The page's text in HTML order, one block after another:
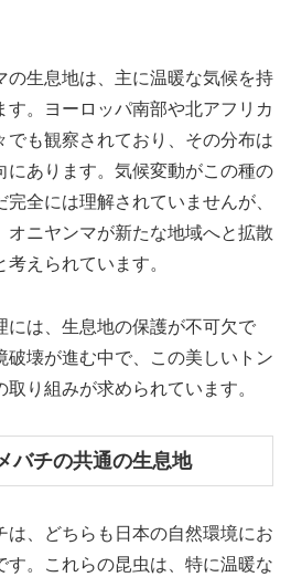
の生息地は、主に温暖な気候を持
す。ヨーロッパ南部や北アフリカ
でも観察されており、その分布は
にあります。気候変動がこの種の
全には理解されていませんが、
オニヤンマが新たな地域へと拡散
えられています。
には、生息地の保護が不可欠で
破壊が進む中で、この美しいトン
り組みが求められています。
バチの共通の生息地
は、どちらも日本の自然環境にお
す。これらの昆虫は、特に温暖な